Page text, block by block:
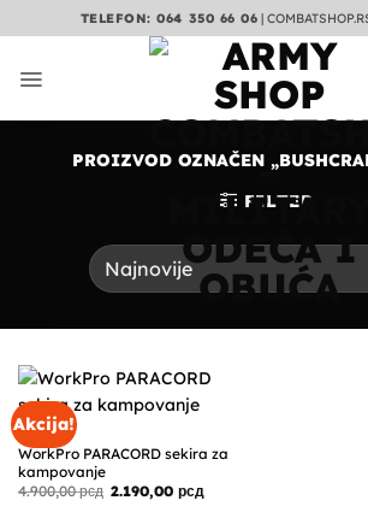
na
TELEFON: 064 350 66 06 |
PROIZVOD OZNAČEN
FILTER
Akcija!
SEKIRE
WorkPro PARACORD sekira za
kampovanje
4.900,00рсд Originalna
2.190,00рсд
cena